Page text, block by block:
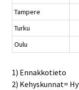
Tampere
Turku
Oulu
1) Ennakkotieto
2) Kehyskunnat=